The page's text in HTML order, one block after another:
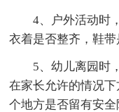
4、户外活动时
衣着是否整齐，鞋带
5、幼儿离园时
在家长允许的情况
个地方是否留有安